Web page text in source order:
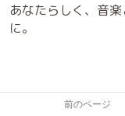
あなたらしく、音
に。
前のページ